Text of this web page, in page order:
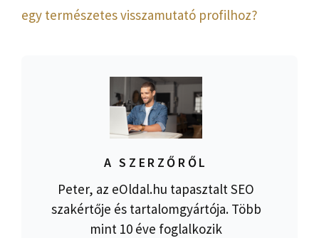
egy természetes visszamutató profilhoz?
A SZERZŐRŐL
Peter, az eOldal.hu tapasztalt SEO
szakértője és tartalomgyártója. Több
mint 10 éve foglalkozik